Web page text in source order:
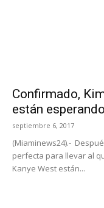
Confirmado,
están
septiembre 6, 2017
(Miaminews24).-
perfecta para llevar al
Kanye West están...